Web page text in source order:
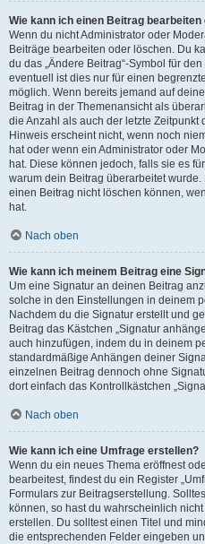
Wie kann ich einen Beitrag
Wenn du nicht Administrator oder
Beiträge bearbeiten oder löschen. Du
du das „Ändere Beitrag“-Symbol für
eventuell ist dies nur für einen
möglich. Wenn bereits jemand auf
Beitrag in der Themenansicht als
die Anzahl als auch der letzte
Hinweis erscheint nicht, wenn noch
hat oder wenn ein Administrator oder
hat. Diese können jedoch, falls sie es
warum dein Beitrag überarbeitet
einen Beitrag nicht löschen können,
hat.
Nach oben
Wie kann ich meinem Beitrag eine
Um eine Signatur an deinen Beitrag
solche in den Einstellungen in deinem
Nachdem du die Signatur erstellt und
Beitrag das Kästchen „Signatur
auch hinzufügen, indem du in deinem
standardmäßige Anhängen deiner
einzelnen Beitrag dennoch ohne
dort einfach das Kontrollkästchen
Nach oben
Wie kann ich eine Umfrage erstellen?
Wenn du ein neues Thema eröffnest
bearbeitest, findest du ein Register
Formulars zur Beitragserstellung.
können, so hast du wahrscheinlich
erstellen. Du solltest einen Titel und
die entsprechenden Felder eingeben